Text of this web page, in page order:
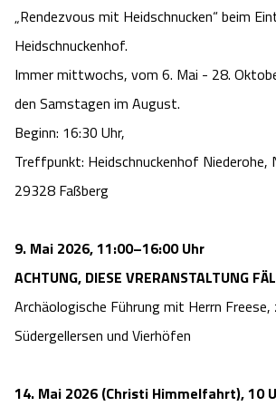
„Rendezvous mit Heidschnucken“ beim
Heidschnuckenhof.
Immer mittwochs, vom 6. Mai - 28.
den Samstagen im August.
Beginn: 16:30 Uhr,
Treffpunkt: Heidschnuckenhof Niederohe,
29328 Faßberg
9. Mai 2026, 11:00–16:00 Uhr
ACHTUNG, DIESE VRERANSTALTUNG
Archäologische Führung mit Herrn Freese,
Südergellersen und Vierhöfen
14. Mai 2026 (Christi Himmelfahrt), 10